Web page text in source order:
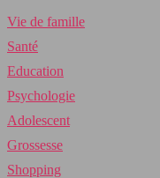
Vie de famille
Santé
Education
Psychologie
Adolescent
Grossesse
Shopping